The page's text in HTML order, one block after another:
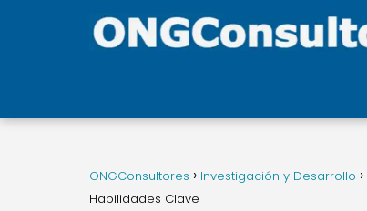
ONGConsultores Investigación y Desarrollo
Habilidades Clave